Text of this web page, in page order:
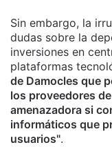
Sin embargo, la
dudas sobre la
inversiones en
plataformas
de Damocles que
los proveedores
amenazadora si
informáticos que
usuarios".